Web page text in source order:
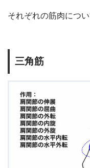
それぞれの筋肉につ
三角筋